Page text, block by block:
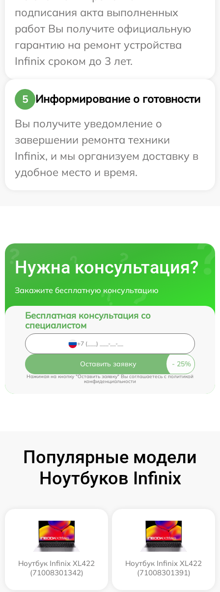
подписания акта выполненных
работ Вы получите официальную
гарантию на ремонт устройства
Infinix сроком до 3 лет.
5
Информирование о готовности
Вы получите уведомление о
завершении ремонта техники
Infinix, и мы организуем доставку в
удобное место и время.
Нужна консультация?
Закажите бесплатную консультацию
Бесплатная консультация со
специалистом
Оставить заявку
Нажимая на кнопку "Оставить заявку" Вы соглашаетесь cполитикой
конфиденциальности
Популярные модели
Ноутбуков Infinix
Ноутбук Infinix XL422
(71008301342)
Ноутбук Infinix XL422
(71008301391)